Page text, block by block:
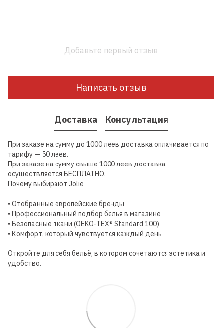
Добавьте первый отзыв
Написать отзыв
Доставка Консультация
При заказе на сумму до 1000 леев доставка оплачивается по
тарифу — 50 леев.
При заказе на сумму свыше 1000 леев доставка
осуществляется БЕСПЛАТНО.
Почему выбирают Jolie
• Отобранные европейские бренды
• Профессиональный подбор белья в магазине
• Безопасные ткани (OEKO-TEX® Standard 100)
• Комфорт, который чувствуется каждый день
Откройте для себя бельё, в котором сочетаются эстетика и
удобство.